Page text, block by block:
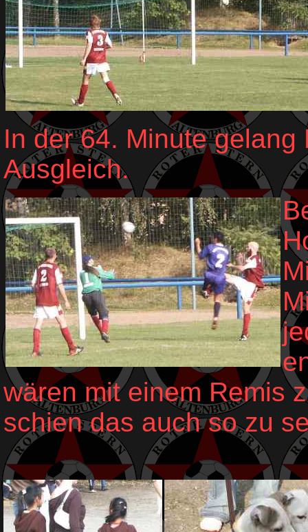
In der 64. Minute
Ausgleich.
wären mit einem Remis
schien das auch so zu